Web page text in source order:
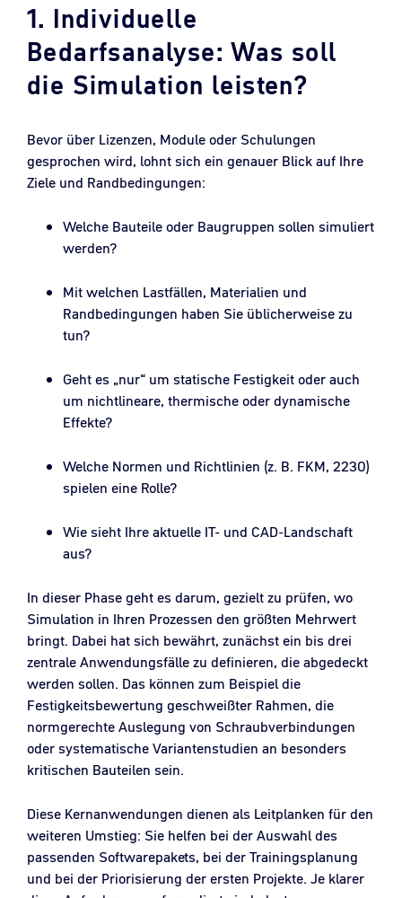
1. Individuelle
Bedarfsanalyse: Was soll
die Simulation leisten?
Bevor über Lizenzen, Module oder Schulungen
gesprochen wird, lohnt sich ein genauer Blick auf Ihre
Ziele und Randbedingungen:
Welche Bauteile oder Baugruppen sollen simuliert
werden?
Mit welchen Lastfällen, Materialien und
Randbedingungen haben Sie üblicherweise zu
tun?
Geht es „nur“ um statische Festigkeit oder auch
um nichtlineare, thermische oder dynamische
Effekte?
Welche Normen und Richtlinien (z. B. FKM, 2230)
spielen eine Rolle?
Wie sieht Ihre aktuelle IT- und CAD-Landschaft
aus?
In dieser Phase geht es darum, gezielt zu prüfen, wo
Simulation in Ihren Prozessen den größten Mehrwert
bringt. Dabei hat sich bewährt, zunächst ein bis drei
zentrale Anwendungsfälle zu definieren, die abgedeckt
werden sollen. Das können zum Beispiel die
Festigkeitsbewertung geschweißter Rahmen, die
normgerechte Auslegung von Schraubverbindungen
oder systematische Variantenstudien an besonders
kritischen Bauteilen sein.
Diese Kernanwendungen dienen als Leitplanken für den
weiteren Umstieg: Sie helfen bei der Auswahl des
passenden Softwarepakets, bei der Trainingsplanung
und bei der Priorisierung der ersten Projekte. Je klarer